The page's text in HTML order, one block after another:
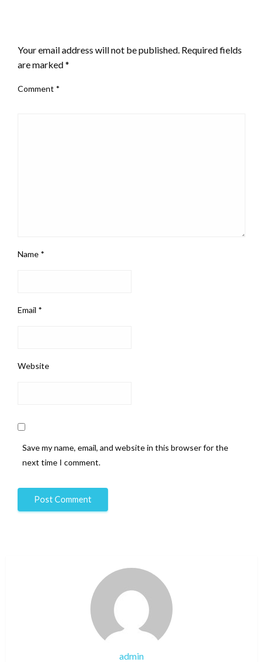
Your email address will not be published. Required fields
are marked*
Comment *
Name *
Email *
Website
Save my name, email, and website in this browser for the
next time I comment.
admin